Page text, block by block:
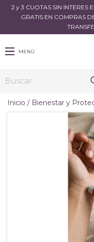
2 y 3 CUOTAS SIN
GRATIS EN COMPRAS
MENÚ
Inicio / Bienestar y